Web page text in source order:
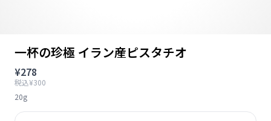
一杯の珍極 イラン産ピスタチオ
¥278
税込¥300
20g